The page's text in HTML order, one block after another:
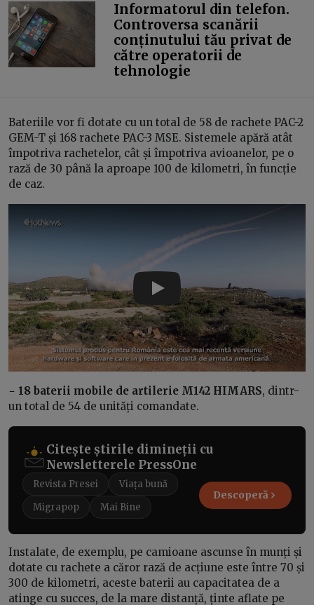
Informatorul din telefon.
Controversa scanării
conținutului tău privat de
către operatorii de
tehnologie
Bateriile vor fi dotate cu un total de 58 de rachete PAC-2
GEM-T și 168 rachete PAC-3 MSE. Sistemele apără atât
împotriva rachetelor, cât și împotriva avioanelor, pe o
rază de 30 până la aproape 100 de kilometri, în funcție
de caz.
Play
− 18 baterii mobile de artilerie M142 HIMARS, dintr-
un total de 54 de unități comandate.
Citește știrile dimineții cu
Newsletterele PressOne
Revista Presei
Viața bună
Migrapop
Mai Bine
Descoperă
Instalate, de exemplu, pe camioane ascunse în munți și
dotate cu rachete a căror rază de acțiune este între 70 și
300 de kilometri, aceste baterii au capacitatea de a
atinge cu succes, de la mare distanță, ținte aflate pe